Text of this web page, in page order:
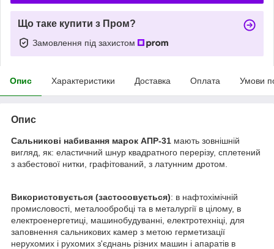
Що таке купити з Пром?
Замовлення під захистом
Опис Характеристики Доставка Оплата Умови
Опис
Сальникові набивання марок АПР-31 мають зовнішній
вигляд, як: еластичний шнур квадратного перерізу, сплетений
з азбестової нитки, графітований, з латунним дротом.
Використовується (застосовується): в нафтохімічній
промисловості, металообробці та в металургії в цілому, в
електроенергетиці, машинобудуванні, електротехніці, для
заповнення сальникових камер з метою герметизації
нерухомих і рухомих з'єднань різних машин і апаратів в